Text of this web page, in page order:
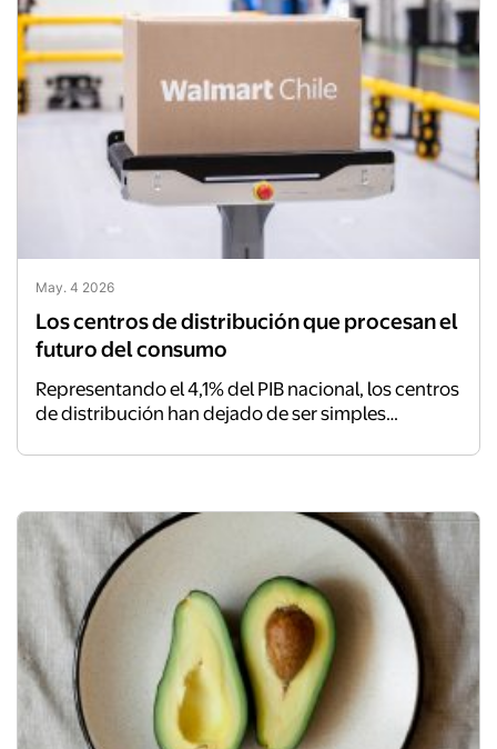
May. 4 2026
Los centros de distribución que procesan el
futuro del consumo
Representando el 4,1% del PIB nacional, los centros
de distribución han dejado de ser simples
inteligentes donde la robótica y los datos dictan el
la inversión de US$ 200 millones en su centro de
Pudahuel, Walmart Chile se prepara para procesar
hasta 350.000 cajas diarias mediante
combinación de robótica potenciada con IA.